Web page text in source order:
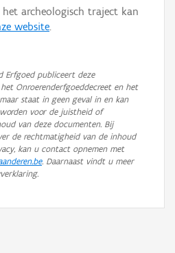
archeologisch traject kan
website.
Erfgoed publiceert deze
Onroerenderfgoeddecreet en het
staat in geen geval in en kan
voor de juistheid of
van deze documenten. Bij
de rechtmatigheid van de inhoud
kan u contact opnemen met
. Daarnaast vindt u meer